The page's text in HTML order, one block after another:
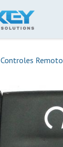
Controles Remoto